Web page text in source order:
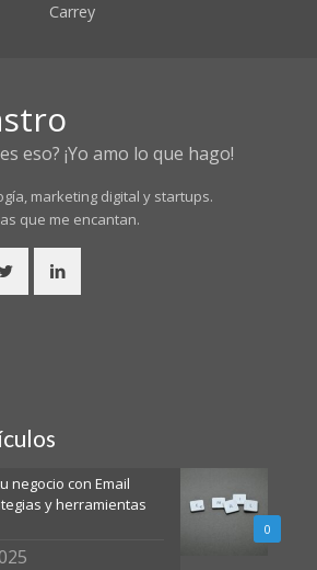
Carrey
eso? ¡Yo amo lo que hago!
marketing digital y startups.
que me encantan.
0
negocio con Email
y herramientas